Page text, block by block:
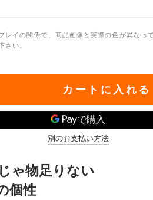
レイの関係で、商品画像と実際の色が異なっ
さい。
カートに入れる
別のお支払い方法
ゃ物足りない
個性